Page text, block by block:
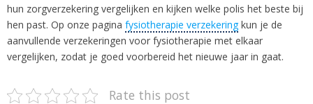
hun zorgverzekering vergelijken en kijken welke polis het beste bij
hen past. Op onze pagina fysiotherapie verzekeringkun je de
aanvullende verzekeringen voor fysiotherapie met elkaar
vergelijken, zodat je goed voorbereid het nieuwe jaar in gaat.
Rate this post